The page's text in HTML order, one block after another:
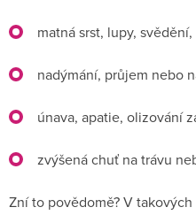
matná srst, lupy,
nadýmání, průjem nebo
únava, apatie, olizování
zvýšená chuť na trávu
Zní to povědomě? V